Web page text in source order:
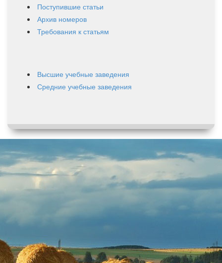
Поступившие статьи
Архив номеров
Требования к статьям
Высшие учебные заведения
Средние учебные заведения